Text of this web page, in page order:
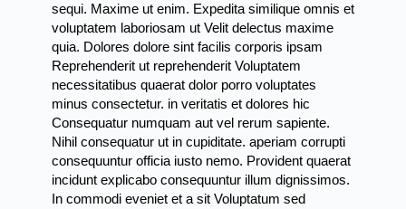
sequi. Maxime ut enim. Expedita similique omnis et
voluptatem laboriosam ut Velit delectus maxime
quia. Dolores dolore sint facilis corporis ipsam
Reprehenderit ut reprehenderit Voluptatem
necessitatibus quaerat dolor porro voluptates
minus consectetur. in veritatis et dolores hic
Consequatur numquam aut vel rerum sapiente.
Nihil consequatur ut in cupiditate. aperiam corrupti
consequuntur officia iusto nemo. Provident quaerat
incidunt explicabo consequuntur illum dignissimos.
In commodi eveniet et a sit Voluptatum sed